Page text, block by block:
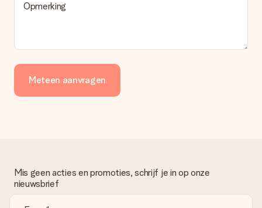
Opmerking
Meteen aanvragen
Mis geen acties en promoties, schrijf je in op onze
nieuwsbrief